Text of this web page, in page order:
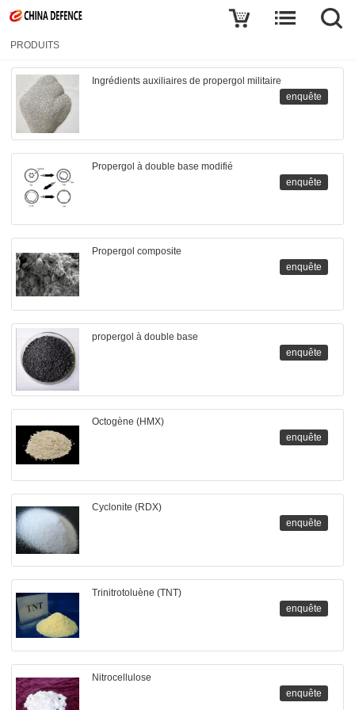
PRODUITS
Ingrédients auxiliaires de propergol militaire
enquête
Propergol à double base modifié
enquête
Propergol composite
enquête
propergol à double base
enquête
Octogène (HMX)
enquête
Cyclonite (RDX)
enquête
Trinitrotoluène (TNT)
enquête
Nitrocellulose
enquête